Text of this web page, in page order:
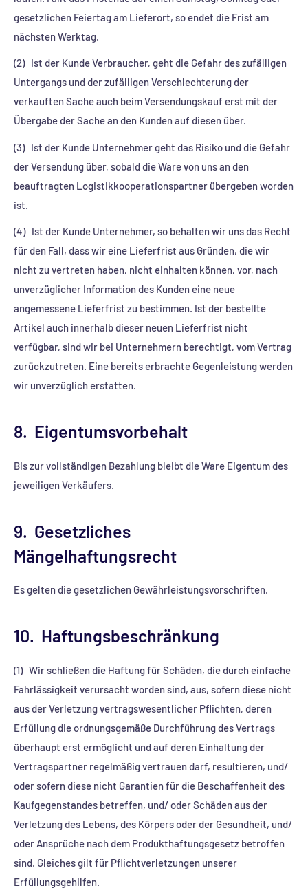
gesetzlichen Feiertag am Lieferort, so endet die Frist am
nächsten Werktag.
(2) Ist der Kunde Verbraucher, geht die Gefahr des zufälligen
Untergangs und der zufälligen Verschlechterung der
verkauften Sache auch beim Versendungskauf erst mit der
Übergabe der Sache an den Kunden auf diesen über.
(3) Ist der Kunde Unternehmer geht das Risiko und die Gefahr
der Versendung über, sobald die Ware von uns an den
beauftragten Logistikkooperationspartner übergeben worden
ist.
(4) Ist der Kunde Unternehmer, so behalten wir uns das Recht
für den Fall, dass wir eine Lieferfrist aus Gründen, die wir
nicht zu vertreten haben, nicht einhalten können, vor, nach
unverzüglicher Information des Kunden eine neue
angemessene Lieferfrist zu bestimmen. Ist der bestellte
Artikel auch innerhalb dieser neuen Lieferfrist nicht
verfügbar, sind wir bei Unternehmern berechtigt, vom Vertrag
zurückzutreten. Eine bereits erbrachte Gegenleistung werden
wir unverzüglich erstatten.
8. Eigentumsvorbehalt
Bis zur vollständigen Bezahlung bleibt die Ware Eigentum des
jeweiligen Verkäufers.
9. Gesetzliches
Mängelhaftungsrecht
Es gelten die gesetzlichen Gewährleistungsvorschriften.
10. Haftungsbeschränkung
(1) Wir schließen die Haftung für Schäden, die durch einfache
Fahrlässigkeit verursacht worden sind, aus, sofern diese nicht
aus der Verletzung vertragswesentlicher Pflichten, deren
Erfüllung die ordnungsgemäße Durchführung des Vertrags
überhaupt erst ermöglicht und auf deren Einhaltung der
Vertragspartner regelmäßig vertrauen darf, resultieren, und/
oder sofern diese nicht Garantien für die Beschaffenheit des
Kaufgegenstandes betreffen, und/ oder Schäden aus der
Verletzung des Lebens, des Körpers oder der Gesundheit, und/
oder Ansprüche nach dem Produkthaftungsgesetz betroffen
sind. Gleiches gilt für Pflichtverletzungen unserer
Erfüllungsgehilfen.